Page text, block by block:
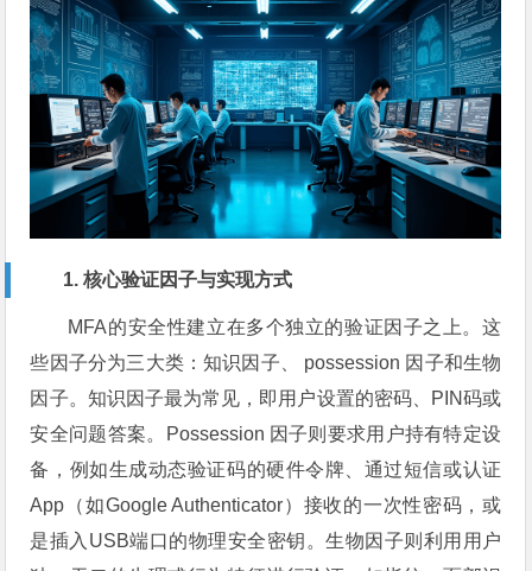
1. 核心验证因子与实现方式
MFA的安全性建立在多个独立的验证因子之上。这
些因子分为三大类：知识因子、 possession 因子和生物
因子。知识因子最为常见，即用户设置的密码、PIN码或
安全问题答案。Possession 因子则要求用户持有特定设
备，例如生成动态验证码的硬件令牌、通过短信或认证
App（如Google Authenticator）接收的一次性密码，或
是插入USB端口的物理安全密钥。生物因子则利用用户